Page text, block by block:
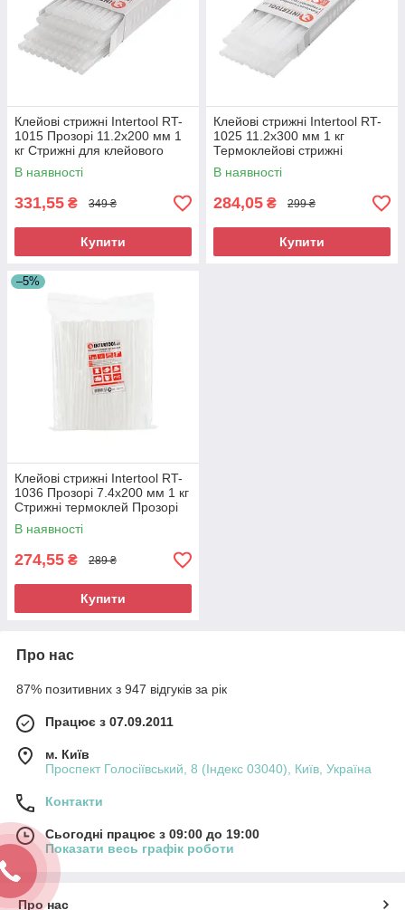
Клейові стрижні Intertool RT-
1015 Прозорі 11.2х200 мм 1
кг Стрижні для клейового
пістолета Термоклей
В наявності
331,55 ₴ 349 ₴
Купити
Клейові стрижні Intertool RT-
1025 11.2х300 мм 1 кг
Термоклейові стрижні
Гарячий клей
В наявності
284,05 ₴ 299 ₴
Купити
–5%
Клейові стрижні Intertool RT-
1036 Прозорі 7.4х200 мм 1 кг
Стрижні термоклей Прозорі
клейові стрижні
В наявності
274,55 ₴ 289 ₴
Купити
Про нас
87% позитивних з 947 відгуків за рік
Працює з 07.09.2011
м. Київ
Проспект Голосіївський, 8 (Індекс 03040), Київ, Україна
Контакти
Сьогодні працює з 09:00 до 19:00
Показати весь графік роботи
Про нас